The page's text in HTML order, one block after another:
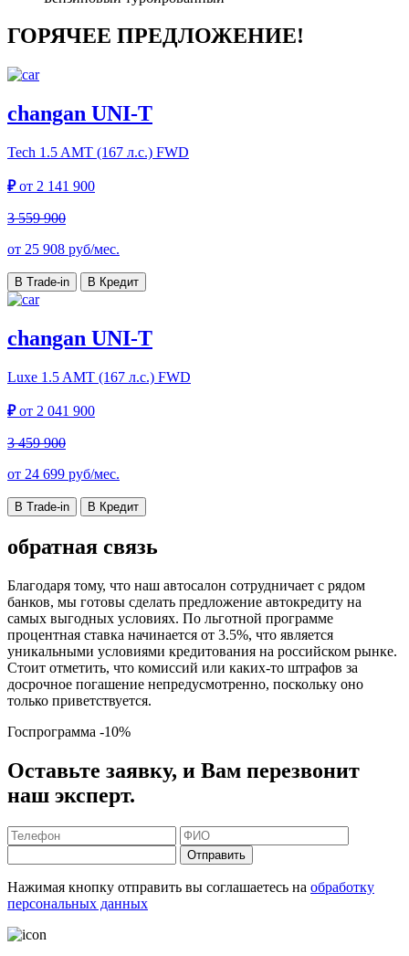
ГОРЯЧЕЕ ПРЕДЛОЖЕНИЕ!
changan UNI-T
Tech 1.5 AMT (167 л.с.) FWD
₽от 2 141 900
3 559 900
от 25 908 руб/мес.
В Trade-in В Кредит
changan UNI-T
Luxe 1.5 AMT (167 л.с.) FWD
₽от 2 041 900
3 459 900
от 24 699 руб/мес.
В Trade-in В Кредит
обратная связь
Благодаря тому, что наш автосалон сотрудничает с рядом
банков, мы готовы сделать предложение автокредиту на
самых выгодных условиях. По льготной программе
процентная ставка начинается от 3.5%, что является
уникальными условиями кредитования на российском рынке.
Стоит отметить, что комиссий или каких-то штрафов за
досрочное погашение непредусмотренно, поскольку оно
только приветствуется.
Госпрограмма -10%
Оставьте заявку, и Вам перезвонит
наш эксперт.
Отправить
Нажимая кнопку отправить вы соглашаетесь на обработку
персональных данных